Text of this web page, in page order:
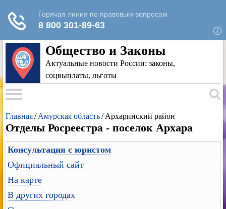
Общество и Законы
Актуальные новости России: законы,
соцвыплаты, льготы
Главная/Амурская область/Архаринский район
Отделы Росреестра - поселок Архара
Консультация с юристом
Официальный сайт
На карте
В других городах
Для любых предложений по сайту: rk-
reestr@cp9.ru